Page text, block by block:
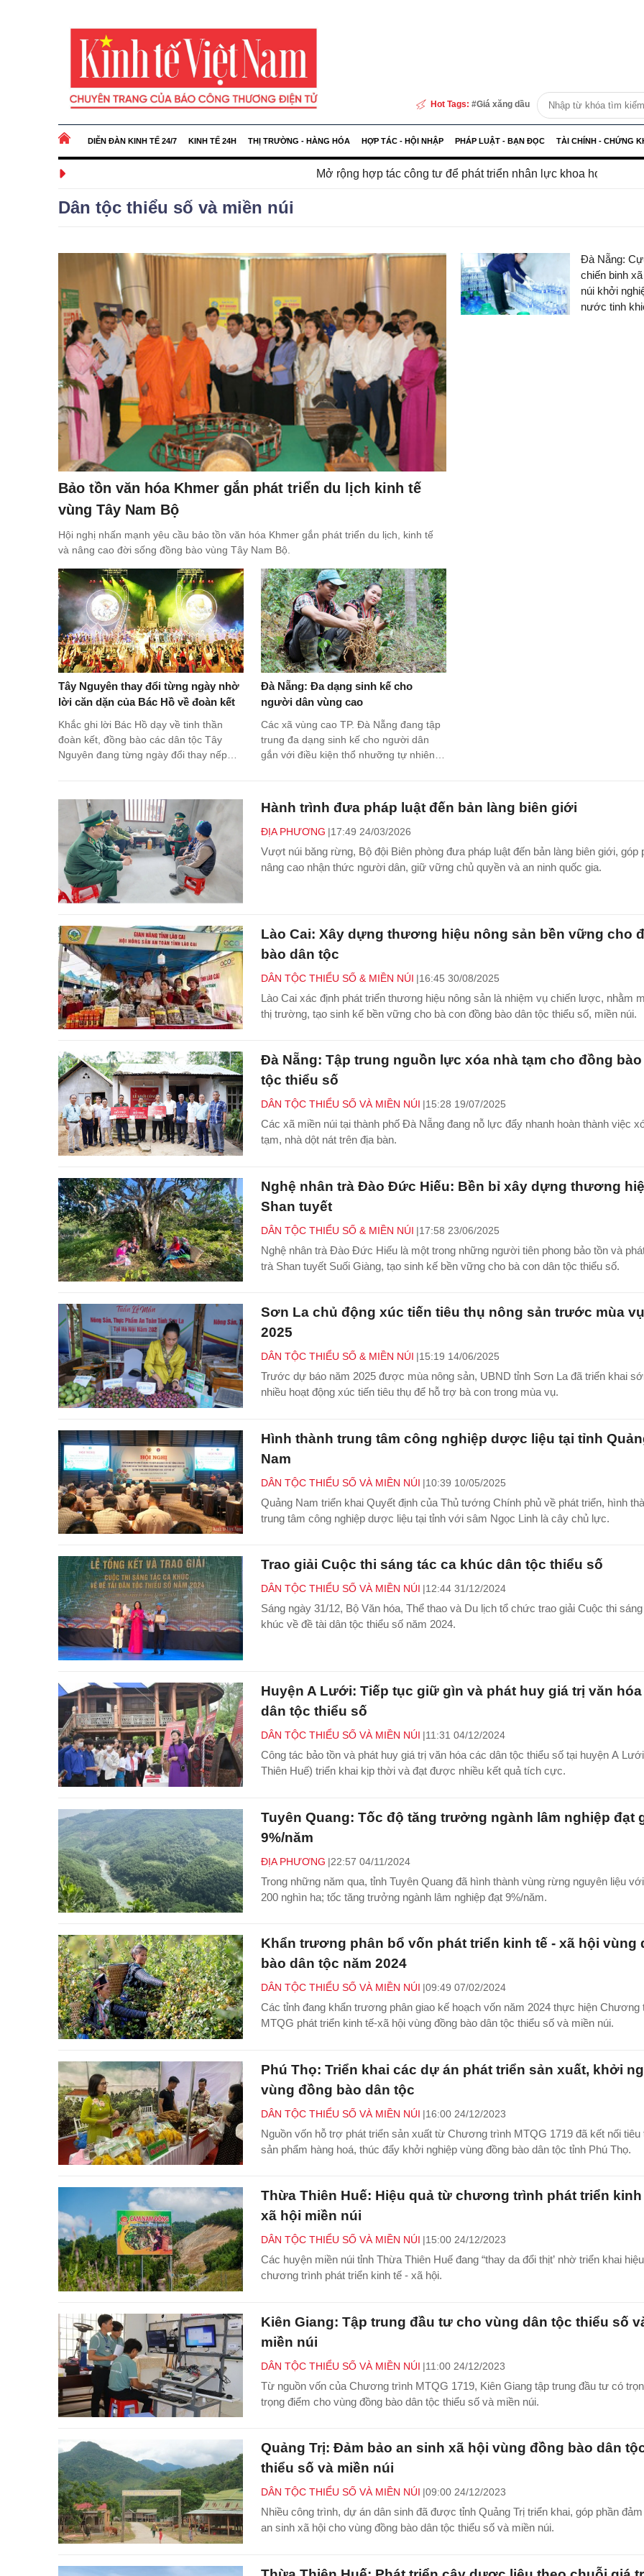
Hot Tags: Giá xăng dầu
DIỄN ĐÀN KINH TẾ 24/7 KINH TẾ 24H THỊ TRƯỜNG - HÀNG HÓA HỢP TÁC - HỘI NHẬP PHÁP LUẬT - BẠN ĐỌC TÀI CHÍNH - CHỨNG
Mở rộng hợp tác công tư để phát triển nhân lực khoa học công nghệ
Dân tộc thiểu số và miền núi
Bảo tồn văn hóa Khmer gắn phát triển du lịch kinh tế
vùng Tây Nam Bộ
Hội nghị nhấn mạnh yêu cầu bảo tồn văn hóa Khmer gắn phát triển du lịch, kinh tế
và nâng cao đời sống đồng bào vùng Tây Nam Bộ.
Tây Nguyên thay đổi từng ngày nhờ
lời căn dặn của Bác Hồ về đoàn kết
Khắc ghi lời Bác Hồ dạy về tinh thần
đoàn kết, đồng bào các dân tộc Tây
Nguyên đang từng ngày đổi thay nếp
Đà Nẵng: Đa dạng sinh kế cho
người dân vùng cao
Các xã vùng cao TP. Đà Nẵng đang tập
trung đa dạng sinh kế cho người dân
gắn với điều kiện thổ nhưỡng tự nhiên;
Đà Nẵng:
chiến binh
núi khởi
nước tinh
Hành trình đưa pháp luật đến bản làng biên giới
ĐỊA PHƯƠNG 17:49 24/03/2026
Vượt núi băng rừng, Bộ đội Biên phòng đưa pháp luật đến bản làng biên giới, góp
nâng cao nhận thức người dân, giữ vững chủ quyền và an ninh quốc gia.
Lào Cai: Xây dựng thương hiệu nông sản bền vững cho
bào dân tộc
DÂN TỘC THIỂU SỐ & MIỀN NÚI 16:45 30/08/2025
Lào Cai xác định phát triển thương hiệu nông sản là nhiệm vụ chiến lược, nhằm
thị trường, tạo sinh kế bền vững cho bà con đồng bào dân tộc thiểu số, miền núi.
Đà Nẵng: Tập trung nguồn lực xóa nhà tạm cho đồng bào
tộc thiểu số
DÂN TỘC THIỂU SỐ VÀ MIỀN NÚI 15:28 19/07/2025
Các xã miền núi tại thành phố Đà Nẵng đang nỗ lực đẩy nhanh hoàn thành việc
tạm, nhà dột nát trên địa bàn.
Nghệ nhân trà Đào Đức Hiếu: Bền bỉ xây dựng thương
Shan tuyết
DÂN TỘC THIỂU SỐ & MIỀN NÚI 17:58 23/06/2025
Nghệ nhân trà Đào Đức Hiếu là một trong những người tiên phong bảo tồn và
trà Shan tuyết Suối Giàng, tạo sinh kế bền vững cho bà con dân tộc thiểu số.
Sơn La chủ động xúc tiến tiêu thụ nông sản trước mùa vụ
2025
DÂN TỘC THIỂU SỐ & MIỀN NÚI 15:19 14/06/2025
Trước dự báo năm 2025 được mùa nông sản, UBND tỉnh Sơn La đã triển khai
nhiều hoạt động xúc tiến tiêu thụ để hỗ trợ bà con trong mùa vụ.
Hình thành trung tâm công nghiệp dược liệu tại tỉnh
Nam
DÂN TỘC THIỂU SỐ VÀ MIỀN NÚI 10:39 10/05/2025
Quảng Nam triển khai Quyết định của Thủ tướng Chính phủ về phát triển, hình
trung tâm công nghiệp dược liệu tại tỉnh với sâm Ngọc Linh là cây chủ lực.
Trao giải Cuộc thi sáng tác ca khúc dân tộc thiểu số
DÂN TỘC THIỂU SỐ VÀ MIỀN NÚI 12:44 31/12/2024
Sáng ngày 31/12, Bộ Văn hóa, Thể thao và Du lịch tổ chức trao giải Cuộc thi
khúc về đề tài dân tộc thiểu số năm 2024.
Huyện A Lưới: Tiếp tục giữ gìn và phát huy giá trị văn hóa
dân tộc thiểu số
DÂN TỘC THIỂU SỐ VÀ MIỀN NÚI 11:31 04/12/2024
Công tác bảo tồn và phát huy giá trị văn hóa các dân tộc thiểu số tại huyện A
Thiên Huế) triển khai kịp thời và đạt được nhiều kết quả tích cực.
Tuyên Quang: Tốc độ tăng trưởng ngành lâm nghiệp đạt
9%/năm
ĐỊA PHƯƠNG 22:57 04/11/2024
Trong những năm qua, tỉnh Tuyên Quang đã hình thành vùng rừng nguyên liệu
200 nghìn ha; tốc tăng trưởng ngành lâm nghiệp đạt 9%/năm.
Khẩn trương phân bổ vốn phát triển kinh tế - xã hội vùng
bào dân tộc năm 2024
DÂN TỘC THIỂU SỐ VÀ MIỀN NÚI 09:49 07/02/2024
Các tỉnh đang khẩn trương phân giao kế hoạch vốn năm 2024 thực hiện Chương
MTQG phát triển kinh tế-xã hội vùng đồng bào dân tộc thiểu số và miền núi.
Phú Thọ: Triển khai các dự án phát triển sản xuất, khởi
vùng đồng bào dân tộc
DÂN TỘC THIỂU SỐ VÀ MIỀN NÚI 16:00 24/12/2023
Nguồn vốn hỗ trợ phát triển sản xuất từ Chương trình MTQG 1719 đã kết nối tiêu
sản phẩm hàng hoá, thúc đẩy khởi nghiệp vùng đồng bào dân tộc tỉnh Phú Thọ.
Thừa Thiên Huế: Hiệu quả từ chương trình phát triển kinh
xã hội miền núi
DÂN TỘC THIỂU SỐ VÀ MIỀN NÚI 15:00 24/12/2023
Các huyện miền núi tỉnh Thừa Thiên Huế đang “thay da đổi thịt’ nhờ triển khai
chương trình phát triển kinh tế - xã hội.
Kiên Giang: Tập trung đầu tư cho vùng dân tộc thiểu số
miền núi
DÂN TỘC THIỂU SỐ VÀ MIỀN NÚI 11:00 24/12/2023
Từ nguồn vốn của Chương trình MTQG 1719, Kiên Giang tập trung đầu tư có
trọng điểm cho vùng đồng bào dân tộc thiểu số và miền núi.
Quảng Trị: Đảm bảo an sinh xã hội vùng đồng bào dân
thiểu số và miền núi
DÂN TỘC THIỂU SỐ VÀ MIỀN NÚI 09:00 24/12/2023
Nhiều công trình, dự án dân sinh đã được tỉnh Quảng Trị triển khai, góp phần
an sinh xã hội cho vùng đồng bào dân tộc thiểu số và miền núi.